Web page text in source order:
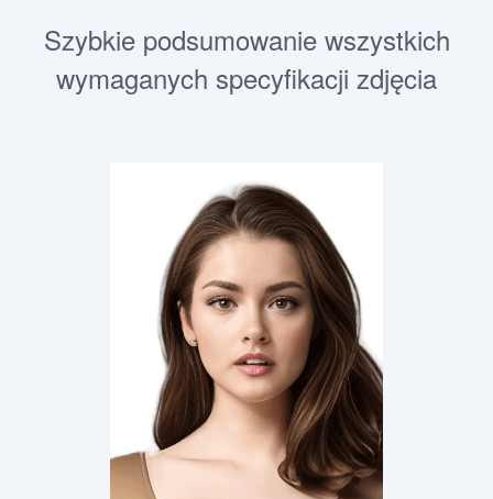
Szybkie podsumowanie wszystkich
wymaganych specyfikacji zdjęcia